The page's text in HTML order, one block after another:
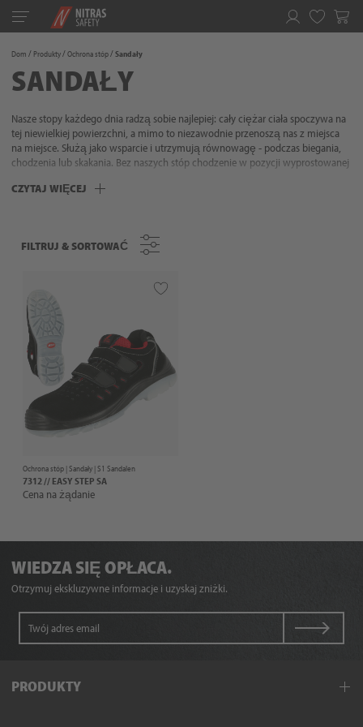
Toggle
navigation
Dom Produkty Ochrona stóp Sandały
SANDAŁY
Nasze stopy każdego dnia radzą sobie najlepiej: cały ciężar ciała spoczywa na
tej niewielkiej powierzchni, a mimo to niezawodnie przenoszą nas z miejsca
na miejsce. Służą jako wsparcie i utrzymują równowagę - podczas biegania,
chodzenia lub skakania. Bez naszych stóp chodzenie w pozycji wyprostowanej
wrażliwa część ciała pozostała w pełni funkcjonalna i wyposaż swoje stopy w
także we wkładki ortopedyczne i półortopedyczne, które zapewnią dodatkowy
komfort stopom i ciału. Ochraniacze stóp od NITRAS - zdecydowanie mocny
CZYTAJ WIĘCEJ
FILTRUJ & SORTOWAĆ
FILTRUJ & SORTOWAĆ
Ochrona stóp |Sandały | S1 Sandalen
7312 // EASY STEP SA
Cena na żądanie
WIEDZA SIĘ OPŁACA.
Otrzymuj ekskluzywne informacje i uzyskaj zniżki.
PRODUKTY